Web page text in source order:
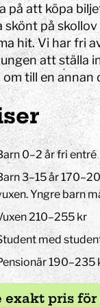
på att köpa
skönt på
hit. Vi har fri
att ställa
till en annan
0–2 år fri entré
3–15 år
Yngre barn
210–255 kr
med
190–235
exakt pris